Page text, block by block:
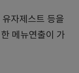
자제스트 등을
메뉴연출이 가